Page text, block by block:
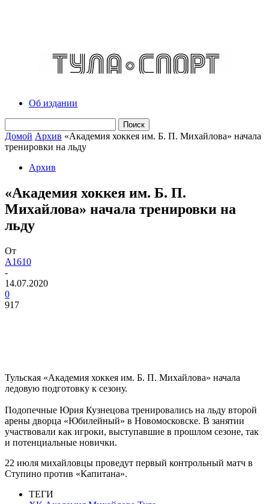
Об издании
Домой Архив «Академия хоккея им. Б. П. Михайлова» начала
тренировки на льду
Архив
«Академия хоккея им. Б. П.
Михайлова» начала тренировки на
льду
От
A1610
-
14.07.2020
0
917
Тульская «Академия хоккея им. Б. П. Михайлова» начала
ледовую подготовку к сезону.
Подопечные Юрия Кузнецова тренировались на льду второй
арены дворца «Юбилейный» в Новомосковске. В занятии
участвовали как игроки, выступавшие в прошлом сезоне, так
и потенциальные новички.
22 июля михайловцы проведут первый контрольный матч в
Ступино против «Капитана».
ТЕГИ